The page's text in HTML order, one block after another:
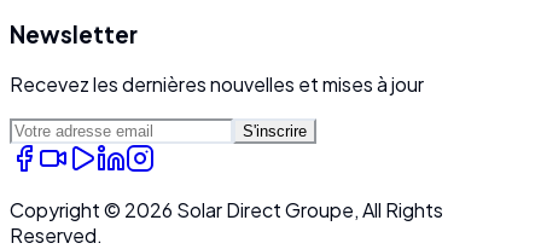
Newsletter
Recevez les dernières nouvelles et mises à jour
S'inscrire
Copyright © 2026 Solar Direct Groupe, All Rights
Reserved.